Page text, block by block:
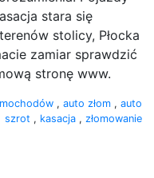
stara się
stolicy, Płocka
zamiar sprawdzić
stronę www.
, auto złom , auto
szrot , kasacja , złomowanie